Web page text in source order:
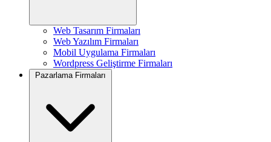
Web Tasarım Firmaları
Web Yazılım Firmaları
Mobil Uygulama Firmaları
Wordpress Geliştirme Firmaları
Pazarlama Firmaları